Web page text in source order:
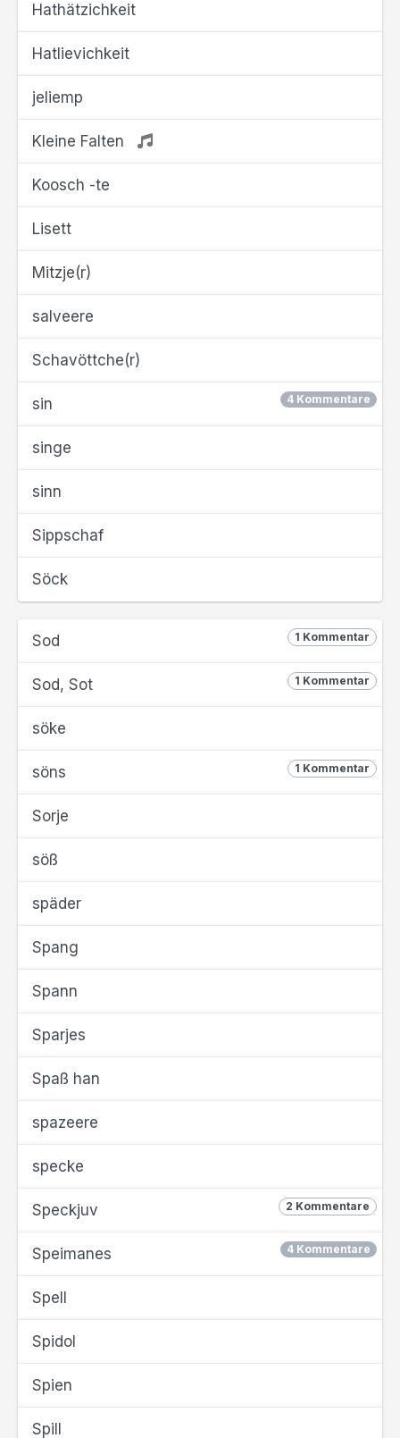
Hathätzichkeit
Hatlievichkeit
jeliemp
Kleine Falten
Koosch -te
Lisett
Mitzje(r)
salveere
Schavöttche(r)
4 Kommentare
sin
singe
sinn
Sippschaf
Söck
1 Kommentar
Sod
1 Kommentar
Sod, Sot
söke
1 Kommentar
söns
Sorje
söß
späder
Spang
Spann
Sparjes
Spaß han
spazeere
specke
2 Kommentare
Speckjuv
4 Kommentare
Speimanes
Spell
Spidol
Spien
Spill